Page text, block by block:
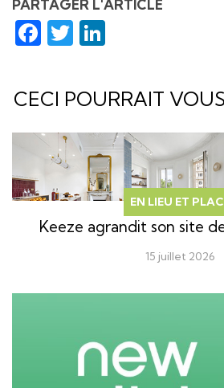
PARTAGER L'ARTICLE
Facebook
Twitter
CECI POURRAIT
EN LIEU ET
Keeze agrandit son site
15 juillet 2026